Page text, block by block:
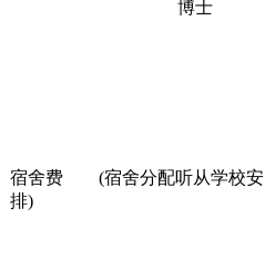
博士
宿舍费 (宿舍分配听从学校安
排)